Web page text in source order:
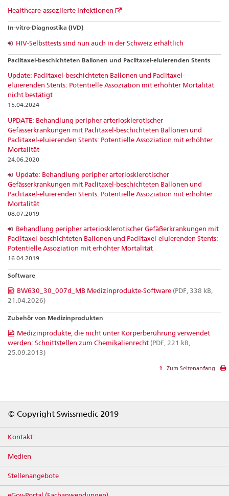
Healthcare-assoziierte Infektionen
In-vitro-Diagnostika (IVD)
HIV-Selbsttests sind nun auch in der Schweiz erhältlich
Paclitaxel-beschichteten Ballonen und Paclitaxel-eluierenden Stents
Update: Paclitaxel-beschichteten Ballonen und Paclitaxel-
eluierenden Stents: Potentielle Assoziation mit erhöhter Mortalität
nicht bestätigt
15.04.2024
UPDATE: Behandlung peripher arteriosklerotischer
Gefässerkrankungen mit Paclitaxel-beschichteten Ballonen und
Paclitaxel-eluierenden Stents: Potentielle Assoziation mit erhöhter
Mortalität
24.06.2020
Update: Behandlung peripher arteriosklerotischer
Gefässerkrankungen mit Paclitaxel-beschichteten Ballonen und
Paclitaxel-eluierenden Stents: Potentielle Assoziation mit erhöhter
Mortalität
08.07.2019
Behandlung peripher arteriosklerotischer Gefäßerkrankungen mit
Paclitaxel-beschichteten Ballonen und Paclitaxel-eluierenden Stents:
Potentielle Assoziation mit erhöhter Mortalität
16.04.2019
Software
BW630_30_007d_MB Medizinprodukte-Software (PDF, 338 kB,
21.04.2026)
Zubehör von Medizinprodukten
Medizinprodukte, die nicht unter Körperberührung verwendet
werden: Schnittstellen zum Chemikalienrecht (PDF, 221 kB,
25.09.2013)
Zum Seitenanfang
© Copyright Swissmedic 2019
Kontakt
Medien
Stellenangebote